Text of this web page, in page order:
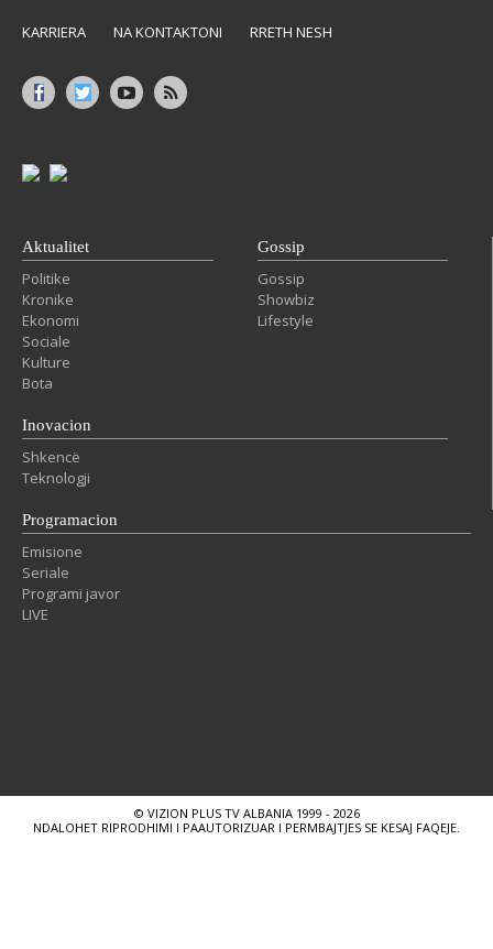
KARRIERA NA KONTAKTONI RRETH NESH
Aktualitet
Politike
Kronike
Ekonomi
Sociale
Kulture
Bota
Gossip
Gossip
Showbiz
Lifestyle
Inovacion
Shkencë
Teknologji
Programacion
Emisione
Seriale
Programi javor
LIVE
© VIZION PLUS TV ALBANIA 1999 - 2026
NDALOHET RIPRODHIMI I PAAUTORIZUAR I PERMBAJTJES SE KESAJ FAQEJE.